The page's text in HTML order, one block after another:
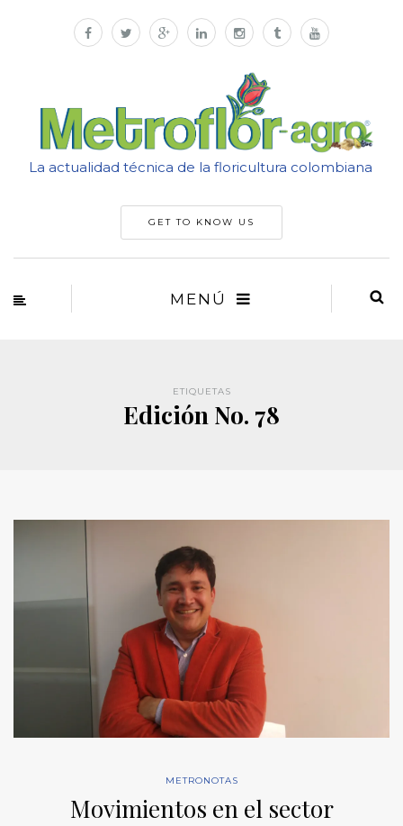
La actualidad técnica de la floricultura colombiana
GET TO KNOW US
MENÚ
ETIQUETAS
Edición No. 78
METRONOTAS
Movimientos en el sector